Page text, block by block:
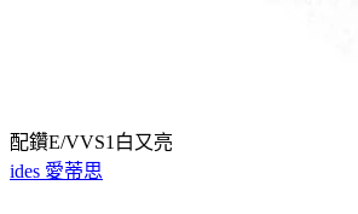
配鑽E/VVS1白又亮
ides 愛蒂思